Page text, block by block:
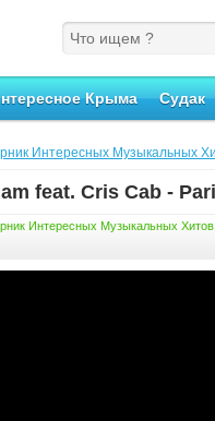
Крыма Судак
Интересных Музыкальных
feat. Cris Cab -
Интересных Музыкальных Хитов